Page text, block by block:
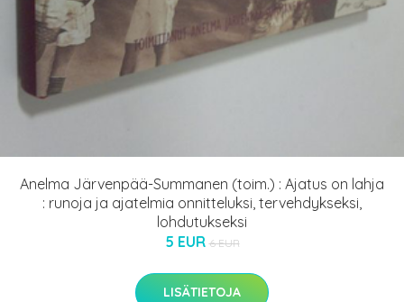
Anelma Järvenpää-Summanen (toim.) : Ajatus on lahja
: runoja ja ajatelmia onnitteluksi, tervehdykseksi,
lohdutukseksi
5 EUR 6 EUR
LISÄTIETOJA